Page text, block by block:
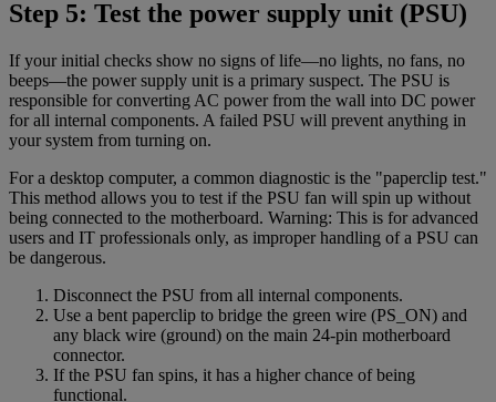
Step 5: Test the power supply unit (PSU)
If your initial checks show no signs of life—no lights, no fans, no
beeps—the power supply unit is a primary suspect. The PSU is
responsible for converting AC power from the wall into DC power
for all internal components. A failed PSU will prevent anything in
your system from turning on.
For a desktop computer, a common diagnostic is the "paperclip test."
This method allows you to test if the PSU fan will spin up without
being connected to the motherboard. Warning: This is for advanced
users and IT professionals only, as improper handling of a PSU can
be dangerous.
Disconnect the PSU from all internal components.
Use a bent paperclip to bridge the green wire (PS_ON) and
any black wire (ground) on the main 24-pin motherboard
connector.
If the PSU fan spins, it has a higher chance of being
functional.